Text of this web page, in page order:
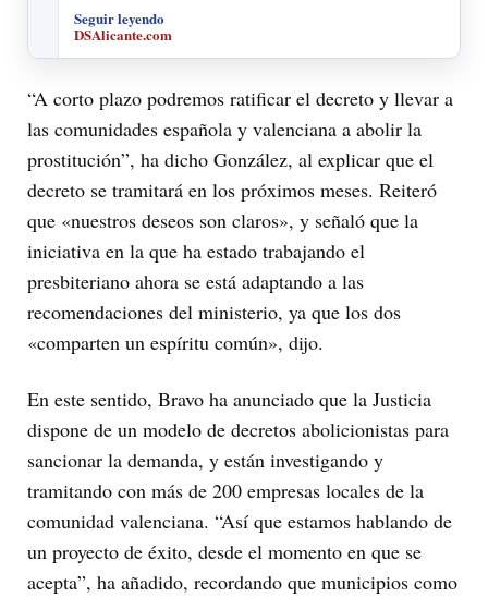
Seguir leyendo
DSAlicante.com
“A corto plazo podremos ratificar el decreto y llevar a
las comunidades española y valenciana a abolir la
prostitución”, ha dicho González, al explicar que el
decreto se tramitará en los próximos meses. Reiteró
que «nuestros deseos son claros», y señaló que la
iniciativa en la que ha estado trabajando el
presbiteriano ahora se está adaptando a las
recomendaciones del ministerio, ya que los dos
«comparten un espíritu común», dijo.
En este sentido, Bravo ha anunciado que la Justicia
dispone de un modelo de decretos abolicionistas para
sancionar la demanda, y están investigando y
tramitando con más de 200 empresas locales de la
comunidad valenciana. “Así que estamos hablando de
un proyecto de éxito, desde el momento en que se
acepta”, ha añadido, recordando que municipios como